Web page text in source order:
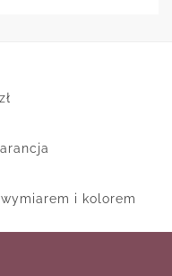
i kolorem